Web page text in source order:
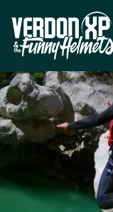
navigation
content
VERDON-XP
RANDONNEE-
AQUATIQUE-
VERDON-XP